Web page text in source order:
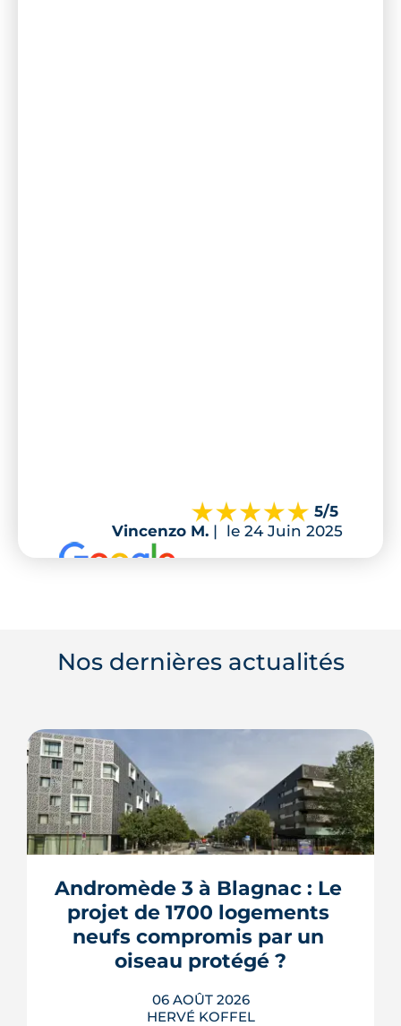
5/5
Vincenzo M. | le 24 Juin 2025
Nos dernières actualités
Andromède 3 à Blagnac : Le
projet de 1700 logements
neufs compromis par un
oiseau protégé ?
06 AOÛT 2026
HERVÉ KOFFEL